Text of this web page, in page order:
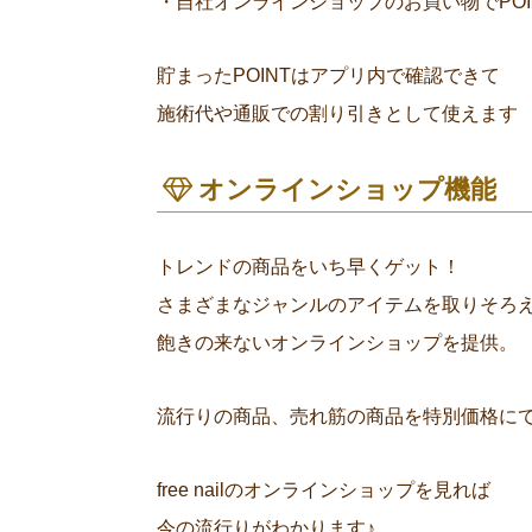
貯まったPOINTはアプリ内で確認できて
施術代や通販での割り引きとして使えます
オンラインショップ機能
トレンドの商品をいち早くゲット！
さまざまなジャンルのアイテムを取りそろえ
飽きの来ないオンラインショップを提供。
流行りの商品、売れ筋の商品を特別価格に
free nailのオンラインショップを見れば